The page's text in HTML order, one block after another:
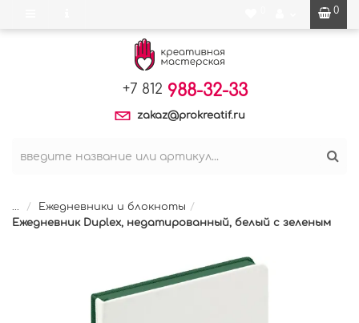
0
+7 812 988-32-33
zakaz@prokreatif.ru
...
Ежедневники и блокноты
Ежедневник Duplex, недатированный, белый с зеленым